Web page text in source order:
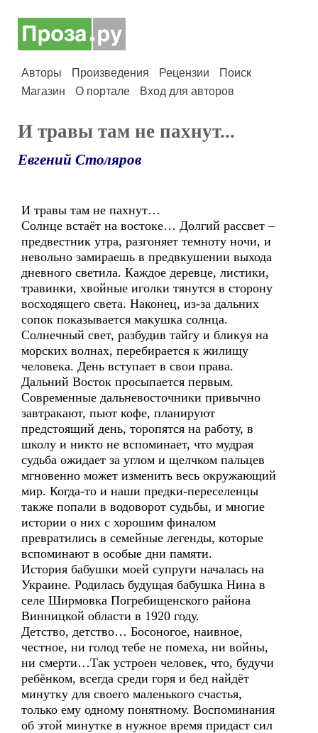
Авторы Произведения Рецензии
Поиск
Магазин
О портале Вход для авторов
И травы там не пахнут...
Евгений Столяров
И травы там не пахнут…
Солнце встаёт на востоке… Долгий рассвет –
предвестник утра, разгоняет темноту ночи, и
невольно замираешь в предвкушении выхода
дневного светила. Каждое деревце, листики,
травинки, хвойные иголки тянутся в сторону
восходящего света. Наконец, из-за дальних
сопок показывается макушка солнца.
Солнечный свет, разбудив тайгу и бликуя на
морских волнах, перебирается к жилищу
человека. День вступает в свои права.
Дальний Восток просыпается первым.
Современные дальневосточники привычно
завтракают, пьют кофе, планируют
предстоящий день, торопятся на работу, в
школу и никто не вспоминает, что мудрая
судьба ожидает за углом и щелчком пальцев
мгновенно может изменить весь окружающий
мир. Когда-то и наши предки-переселенцы
также попали в водоворот судьбы, и многие
истории о них с хорошим финалом
превратились в семейные легенды, которые
вспоминают в особые дни памяти.
История бабушки моей супруги началась на
Украине. Родилась будущая бабушка Нина в
селе Ширмовка Погребищенского района
Винницкой области в 1920 году.
Детство, детство… Босоногое, наивное,
честное, ни голод тебе не помеха, ни войны,
ни смерти…Так устроен человек, что, будучи
ребёнком, всегда среди горя и бед найдёт
минутку для своего маленького счастья,
только ему одному понятному. Воспоминания
об этой минутке в нужное время придаст сил